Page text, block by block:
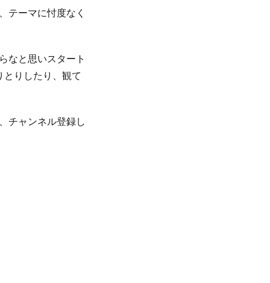
テーマに忖度なく
なと思いスタート
とりしたり、観て
チャンネル登録し